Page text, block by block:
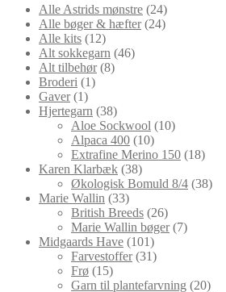
Alle Astrids mønstre 2424
varer
Alle bøger & hæfter 2424
Alle kits 1212
varer
Alt sokkegarn 4646
Alt tilbehør 88
Broderi 11
Gaver 11
vare
Hjertegarn 3838
varer
Aloe Sockwool 1010
Alpaca 400 1010
varer
Extrafine Merino 150 1818
Karen Klarbæk 3838
varer
Økologisk Bomuld 8/4 3838
Marie Wallin 3333
varer
British Breeds 2626
varer
Marie Wallin bøger 77
Midgaards Have 101101
varer
Farvestoffer 3131
Frø 1515
varer
Garn til plantefarvning 2020